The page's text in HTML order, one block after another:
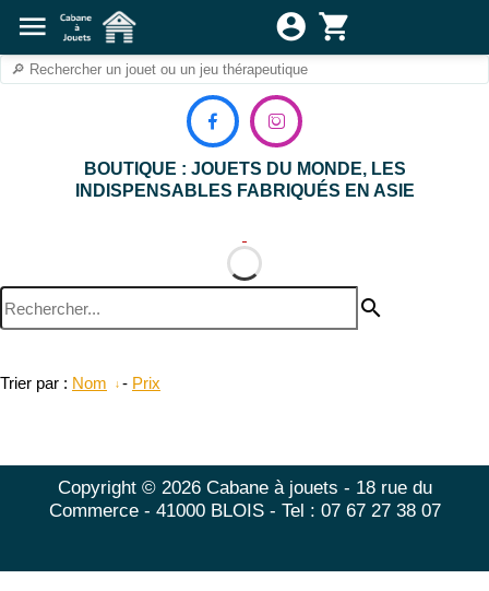
 
BOUTIQUE : JOUETS DU MONDE, LES
INDISPENSABLES FABRIQUÉS EN ASIE
search
Trier par : Nom - Prix
Copyright © 2026 Cabane à jouets - 18 rue du
Commerce - 41000 BLOIS - Tel : 07 67 27 38 07
menu account_circle shopping_cart